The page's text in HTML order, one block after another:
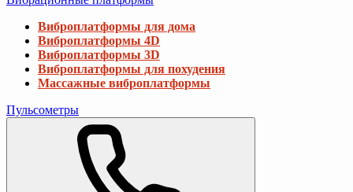
Виброплатформы для дома
Виброплатформы 4D
Виброплатформы 3D
Виброплатформы для похудения
Массажные виброплатформы
Пульсометры